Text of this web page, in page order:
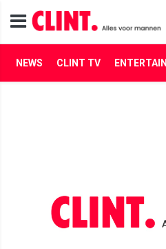
NEWS CLINT TV